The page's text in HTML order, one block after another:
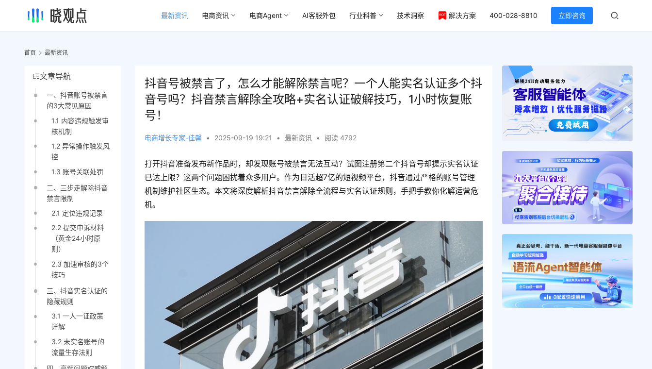
最新资讯 电商资讯 电商Agent AI客服外包 行业科普 技术洞察 解决方案 400-028-8810 立即咨询
首页 最新资讯
文章导航
一、抖音账号被禁言
的3大常见原因
1.1 内容违规触发审
核机制
1.2 异常操作触发风
控
1.3 账号关联处罚
二、三步走解除抖音
禁言限制
2.1 定位违规记录
2.2 提交申诉材料
（黄金24小时原
则）
2.3 加速审核的3个
技巧
三、抖音实名认证的
隐藏规则
3.1 一人一证政策
详解
3.2 未实名账号的
流量生存法则
抖音号被禁言了，怎么才能解除禁言呢？一个人能实名认证多个抖
音号吗？抖音禁言解除全攻略+实名认证破解技巧，1小时恢复账
号！
电商增长专家-佳馨 • 2025-09-19 19:21 • 最新资讯 • 阅读 4792
打开抖音准备发布新作品时，却发现账号被禁言无法互动？试图注册第二个抖音号却提示实名认证
已达上限？这两个问题困扰着众多用户。作为日活超7亿的短视频平台，抖音通过严格的账号管理
机制维护社区生态。本文将深度解析抖音禁言解除全流程与实名认证规则，手把手教你化解运营危
机。